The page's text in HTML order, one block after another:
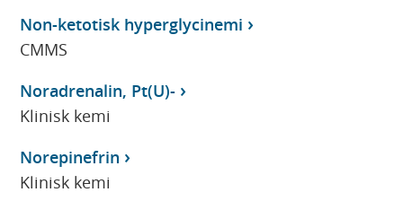
Non-ketotisk hyperglycinemi
CMMS
Noradrenalin, Pt(U)-
Klinisk kemi
Norepinefrin
Klinisk kemi